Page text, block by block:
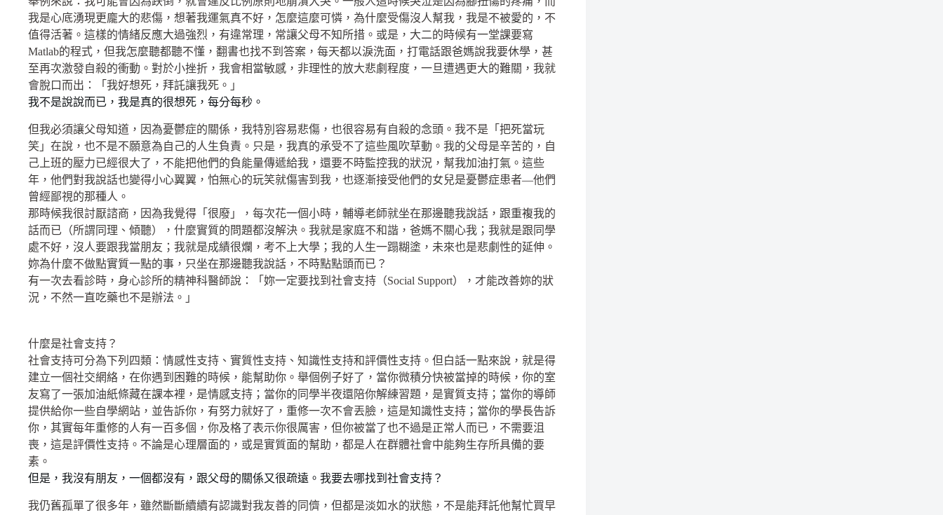
我是心底湧現更龐大的悲傷，想著我運氣真不好，怎麼這麼可憐，為什麼受傷沒人幫我，我是不被愛的，不
值得活著。這樣的情緒反應大過強烈，有違常理，常讓父母不知所措。或是，大二的時候有一堂課要寫
Matlab的程式，但我怎麼聽都聽不懂，翻書也找不到答案，每天都以淚洗面，打電話跟爸媽說我要休學，甚
至再次激發自殺的衝動。對於小挫折，我會相當敏感，非理性的放大悲劇程度，一旦遭遇更大的難關，我就
會脫口而出：「我好想死，拜託讓我死。」
我不是說說而已，我是真的很想死，每分每秒。
但我必須讓父母知道，因為憂鬱症的關係，我特別容易悲傷，也很容易有自殺的念頭。我不是「把死當玩
笑」在說，也不是不願意為自己的人生負責。只是，我真的承受不了這些風吹草動。我的父母是辛苦的，自
己上班的壓力已經很大了，不能把他們的負能量傳遞給我，還要不時監控我的狀況，幫我加油打氣。這些
年，他們對我說話也變得小心翼翼，怕無心的玩笑就傷害到我，也逐漸接受他們的女兒是憂鬱症患者—他們
曾經鄙視的那種人。
那時候我很討厭諮商，因為我覺得「很廢」，每次花一個小時，輔導老師就坐在那邊聽我說話，跟重複我的
話而已（所謂同理、傾聽），什麼實質的問題都沒解決。我就是家庭不和諧，爸媽不關心我；我就是跟同學
處不好，沒人要跟我當朋友；我就是成績很爛，考不上大學；我的人生一蹋糊塗，未來也是悲劇性的延伸。
妳為什麼不做點實質一點的事，只坐在那邊聽我說話，不時點點頭而已？
有一次去看診時，身心診所的精神科醫師說：「妳一定要找到社會支持（Social Support），才能改善妳的狀
況，不然一直吃藥也不是辦法。」
什麼是社會支持？
社會支持可分為下列四類：情感性支持、實質性支持、知識性支持和評價性支持。但白話一點來說， 就是得
建立一個社交網絡，在你遇到困難的時候，能幫助你。 舉個例子好了，當你微積分快被當掉的時候，你的室
友寫了一張加油紙條藏在課本裡，是情感支持；當你的同學半夜還陪你解練習題，是實質支持；當你的導師
提供給你一些自學網站，並告訴你，有努力就好了，重修一次不會丟臉，這是知識性支持；當你的學長告訴
你，其實每年重修的人有一百多個，你及格了表示你很厲害，但你被當了也不過是正常人而已，不需要沮
喪，這是評價性支持。不論是心理層面的，或是實質面的幫助，都是人在群體社會中能夠生存所具備的要
素。
但是，我沒有朋友，一個都沒有，跟父母的關係又很疏遠。我要去哪找到社會支持？
我仍舊孤單了很多年，雖然斷斷續續有認識對我友善的同儕，但都是淡如水的狀態，不是能拜託他幫忙買早